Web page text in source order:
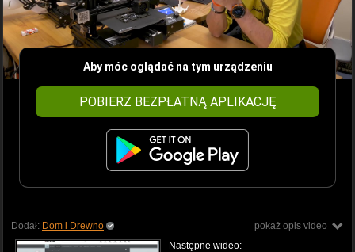
Aby móc oglądać na tym urządzeniu
POBIERZ BEZPŁATNĄ APLIKACJĘ
pokaż opis video
Dodał: Dom i Drewno
Następne wideo: